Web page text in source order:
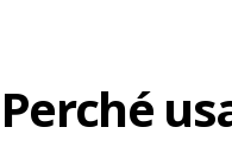
Perché